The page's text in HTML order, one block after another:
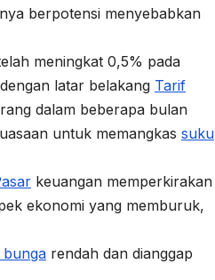
berpotensi menyebabkan
meningkat 0,5% pada
latar belakang Tarif
dalam beberapa bulan
untuk memangkas suku
keuangan memperkirakan
ekonomi yang memburuk,
rendah dan dianggap